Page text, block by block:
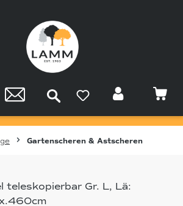
Gartenscheren & Astscheren